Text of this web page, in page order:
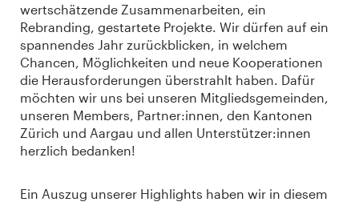
wertschätzende Zusammenarbeiten, ein
Rebranding, gestartete Projekte. Wir dürfen auf ein
spannendes Jahr zurückblicken, in welchem
Chancen, Möglichkeiten und neue Kooperationen
die Herausforderungen überstrahlt haben. Dafür
möchten wir uns bei unseren Mitgliedsgemeinden,
unseren Members, Partner:innen, den Kantonen
Zürich und Aargau und allen Unterstützer:innen
herzlich bedanken!
Ein Auszug unserer Highlights haben wir in diesem